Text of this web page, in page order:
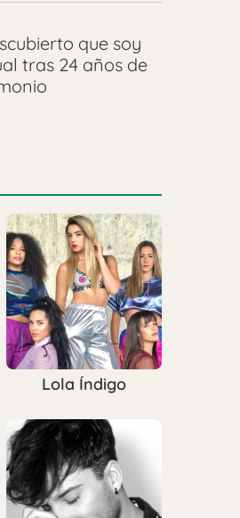
que soy
tras 24 años de
Lola Índigo